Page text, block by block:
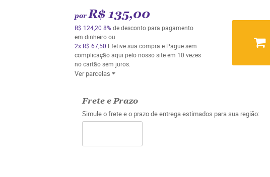
por R$ 135,00
R$ 124,20 8%de desconto para pagamento
em dinheiro ou
2x R$ 67,50 Efetive sua compra e Pague sem
complicação aqui pelo nosso site em 10 vezes
no cartão sem juros.
Ver parcelas
Frete e Prazo
Simule o frete e o prazo de entrega estimados para sua região: